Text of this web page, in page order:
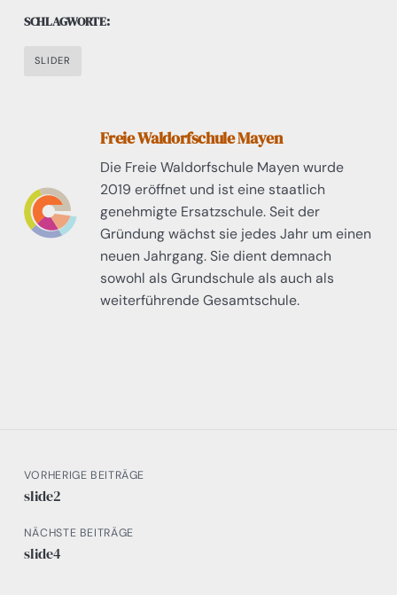
SCHLAGWORTE:
SLIDER
Freie Waldorfschule Mayen
Die Freie Waldorfschule Mayen wurde
2019 eröffnet und ist eine staatlich
genehmigte Ersatzschule. Seit der
Gründung wächst sie jedes Jahr um einen
neuen Jahrgang. Sie dient demnach
sowohl als Grundschule als auch als
weiterführende Gesamtschule.
VORHERIGE BEITRÄGE
slide2
NÄCHSTE BEITRÄGE
slide4